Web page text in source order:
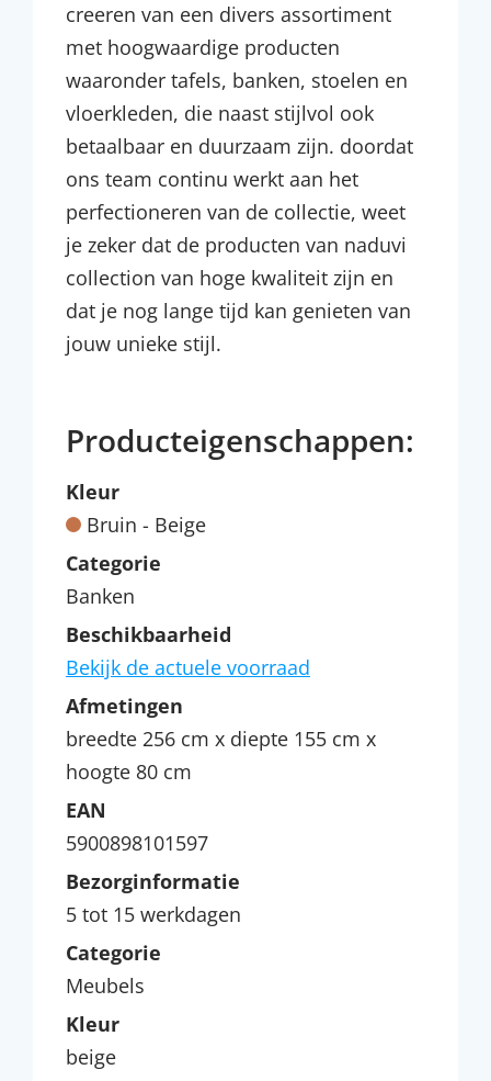
creeren van een divers assortiment
met hoogwaardige producten
waaronder tafels, banken, stoelen en
vloerkleden, die naast stijlvol ook
betaalbaar en duurzaam zijn. doordat
ons team continu werkt aan het
perfectioneren van de collectie, weet
je zeker dat de producten van naduvi
collection van hoge kwaliteit zijn en
dat je nog lange tijd kan genieten van
jouw unieke stijl.
Producteigenschappen:
Kleur
Bruin - Beige
Categorie
Banken
Beschikbaarheid
Bekijk de actuele voorraad
Afmetingen
breedte 256 cm x diepte 155 cm x
hoogte 80 cm
EAN
5900898101597
Bezorginformatie
5 tot 15 werkdagen
Categorie
Meubels
Kleur
beige